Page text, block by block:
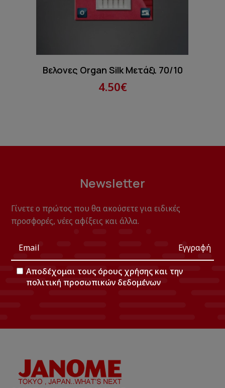
Βελονες Organ Silk Μετάξι 70/10
4.50€
Newsletter
Γίνετε ο πρώτος που θα ακούσετε για ειδικές
προσφορές, νέες αφίξεις και άλλα.
Εγγραφή
Αποδέχομαι τους όρους χρήσης και την
πολιτική προσωπικών δεδομένων